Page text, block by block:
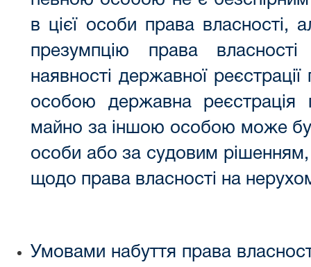
в цієї особи права власності,
презумпцію права
наявності державної
особою державна
майно за іншою особою може
особи або за судовим
щодо права власності на
Умовами набуття права